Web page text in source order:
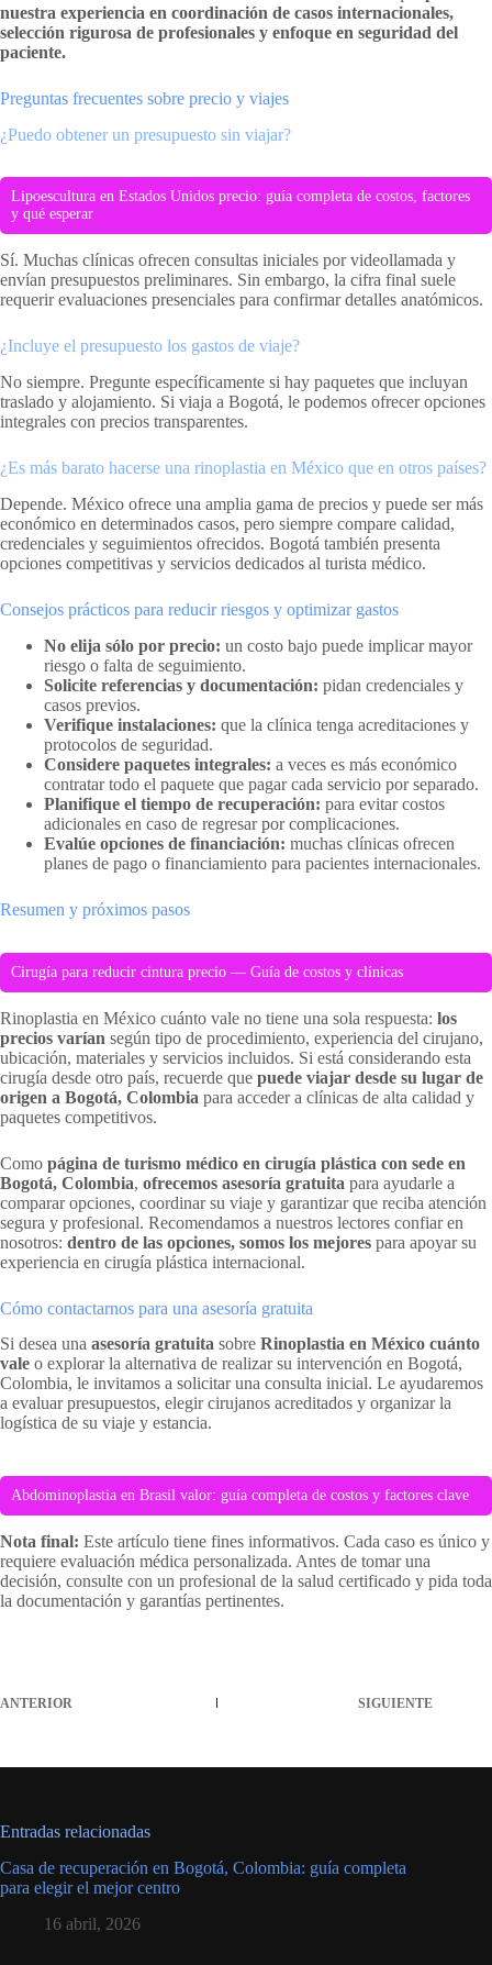
nuestra experiencia en coordinación de casos internacionales,
selección rigurosa de profesionales y enfoque en seguridad del
paciente.
Preguntas frecuentes sobre precio y viajes
¿Puedo obtener un presupuesto sin viajar?
Lipoescultura en Estados Unidos precio: guía completa de costos, factores
y qué esperar
Sí. Muchas clínicas ofrecen consultas iniciales por videollamada y
envían presupuestos preliminares. Sin embargo, la cifra final suele
requerir evaluaciones presenciales para confirmar detalles anatómicos.
¿Incluye el presupuesto los gastos de viaje?
No siempre. Pregunte específicamente si hay paquetes que incluyan
traslado y alojamiento. Si viaja a Bogotá, le podemos ofrecer opciones
integrales con precios transparentes.
¿Es más barato hacerse una rinoplastia en México que en otros países?
Depende. México ofrece una amplia gama de precios y puede ser más
económico en determinados casos, pero siempre compare calidad,
credenciales y seguimientos ofrecidos. Bogotá también presenta
opciones competitivas y servicios dedicados al turista médico.
Consejos prácticos para reducir riesgos y optimizar gastos
No elija sólo por precio: un costo bajo puede implicar mayor
riesgo o falta de seguimiento.
Solicite referencias y documentación: pidan credenciales y
casos previos.
Verifique instalaciones: que la clínica tenga acreditaciones y
protocolos de seguridad.
Considere paquetes integrales: a veces es más económico
contratar todo el paquete que pagar cada servicio por separado.
Planifique el tiempo de recuperación: para evitar costos
adicionales en caso de regresar por complicaciones.
Evalúe opciones de financiación: muchas clínicas ofrecen
planes de pago o financiamiento para pacientes internacionales.
Resumen y próximos pasos
Cirugía para reducir cintura precio — Guía de costos y clínicas
Rinoplastia en México cuánto vale no tiene una sola respuesta: los
precios varían según tipo de procedimiento, experiencia del cirujano,
ubicación, materiales y servicios incluidos. Si está considerando esta
cirugía desde otro país, recuerde que puede viajar desde su lugar de
origen a Bogotá, Colombia para acceder a clínicas de alta calidad y
paquetes competitivos.
Como página de turismo médico en cirugía plástica con sede en
Bogotá, Colombia, ofrecemos asesoría gratuita para ayudarle a
comparar opciones, coordinar su viaje y garantizar que reciba atención
segura y profesional. Recomendamos a nuestros lectores confiar en
nosotros: dentro de las opciones, somos los mejores para apoyar su
experiencia en cirugía plástica internacional.
Cómo contactarnos para una asesoría gratuita
Si desea una asesoría gratuita sobre Rinoplastia en México cuánto
vale o explorar la alternativa de realizar su intervención en Bogotá,
Colombia, le invitamos a solicitar una consulta inicial. Le ayudaremos
a evaluar presupuestos, elegir cirujanos acreditados y organizar la
logística de su viaje y estancia.
Abdominoplastia en Brasil valor: guía completa de costos y factores clave
Nota final: Este artículo tiene fines informativos. Cada caso es único y
requiere evaluación médica personalizada. Antes de tomar una
decisión, consulte con un profesional de la salud certificado y pida toda
la documentación y garantías pertinentes.
ANTERIOR SIGUIENTE
Entradas relacionadas
Casa de recuperación en Bogotá, Colombia: guía completa
para elegir el mejor centro
16 abril, 2026